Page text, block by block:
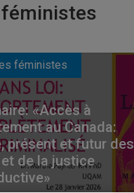
féministes
«Accès à
au Canada:
présent et futur des
de la justice